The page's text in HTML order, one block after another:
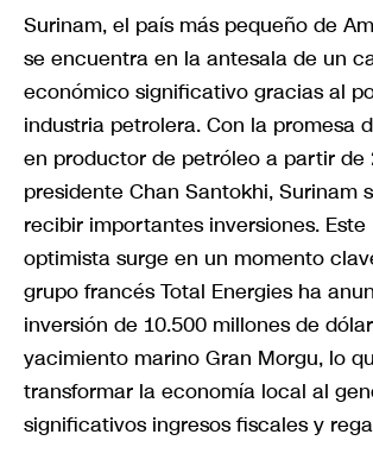
Surinam, el país más pequeño de
se encuentra en la antesala de un
económico significativo gracias al
industria petrolera. Con la promesa
en productor de petróleo a partir de
presidente Chan Santokhi, Surinam
recibir importantes inversiones.
optimista surge en un momento
grupo francés Total Energies ha
inversión de 10.500 millones de
yacimiento marino Gran Morgu, lo
transformar la economía local al
significativos ingresos fiscales y